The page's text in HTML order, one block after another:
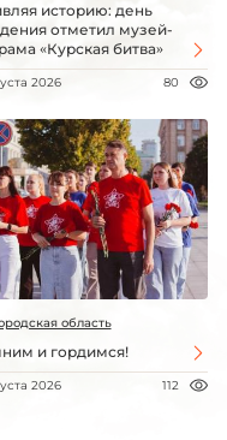
историю: день
отметил музей-
«Курская битва»
2026 80
область
и гордимся!
2026 112